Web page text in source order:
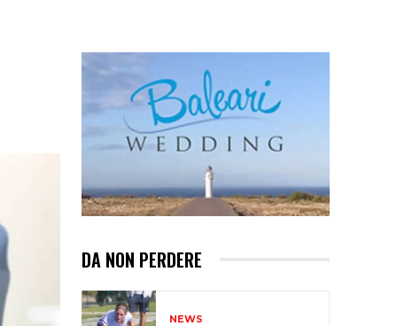
DA NON PERDERE
NEWS